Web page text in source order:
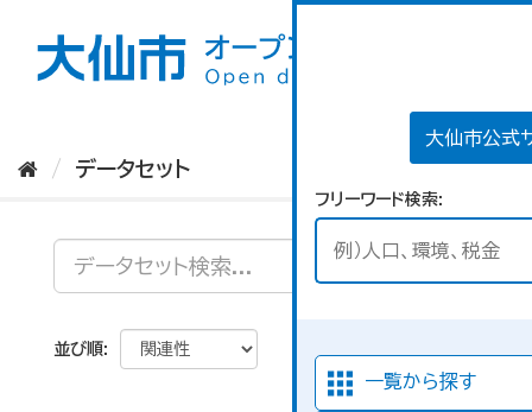
大仙市公式
フリーワード検索
一覧から探す
データセット
並び順